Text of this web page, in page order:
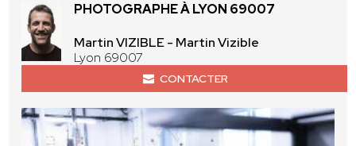
PHOTOGRAPHE À LYON 69007
Martin VIZIBLE - Martin Vizible
Lyon 69007
CONTACTER